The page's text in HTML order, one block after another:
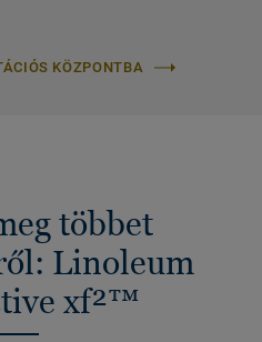
KÖZPONTBA
többet
Linoleum
xf²™